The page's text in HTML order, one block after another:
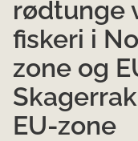
rødtunge
fiskeri i
zone og
EU-zone